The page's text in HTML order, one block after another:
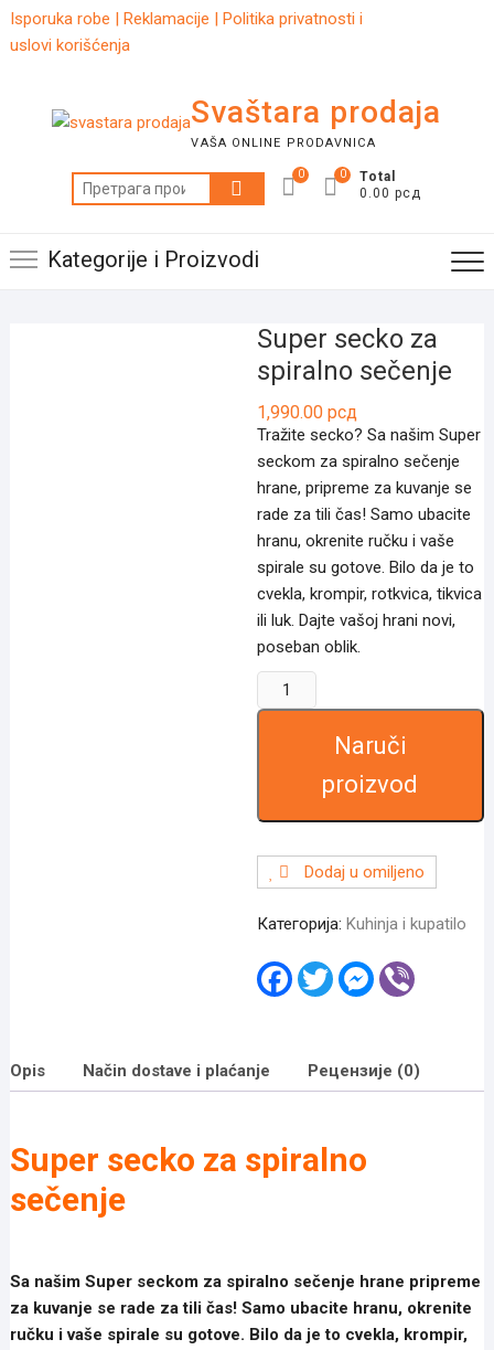
Skip
to
Isporuka robe | Reklamacije | Politika privatnosti i
uslovi korišćenja
Svaštara prodaja
VAŠA ONLINE PRODAVNICA
Претрага
за:
0
Total
0.00 рсд
0
Kategorije i Proizvodi
Super secko za
spiralno sečenje
1,990.00 рсд
Tražite secko? Sa našim Super
seckom za spiralno sečenje
hrane, pripreme za kuvanje se
rade za tili čas! Samo ubacite
hranu, okrenite ručku i vaše
spirale su gotove. Bilo da je to
cvekla, krompir, rotkvica, tikvica
ili luk. Dajte vašoj hrani novi,
poseban oblik.
Super
secko
количина
Naruči
proizvod
Dodaj u omiljeno
Категорија: Kuhinja i kupatilo
F
a
k
T
w
r
M
e
g
e
V
i
Opis
Način dostave i plaćanje Рецензије (0)
Super secko za spiralno
sečenje
Sa našim Super seckom za spiralno sečenje hrane pripreme
za kuvanje se rade za tili čas! Samo ubacite hranu, okrenite
ručku i vaše spirale su gotove. Bilo da je to cvekla, krompir,